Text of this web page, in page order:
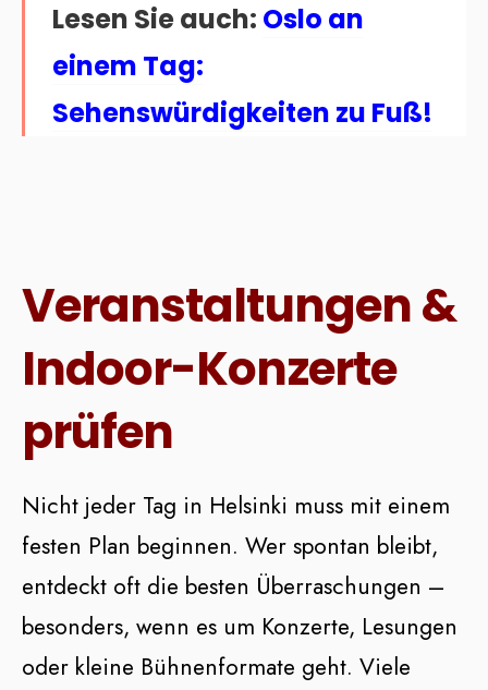
Lesen Sie auch: Oslo an
einem Tag:
Sehenswürdigkeiten zu Fuß!
Veranstaltungen &
Indoor-Konzerte
prüfen
Nicht jeder Tag in Helsinki muss mit einem
festen Plan beginnen. Wer spontan bleibt,
entdeckt oft die besten Überraschungen –
besonders, wenn es um Konzerte, Lesungen
oder kleine Bühnenformate geht. Viele